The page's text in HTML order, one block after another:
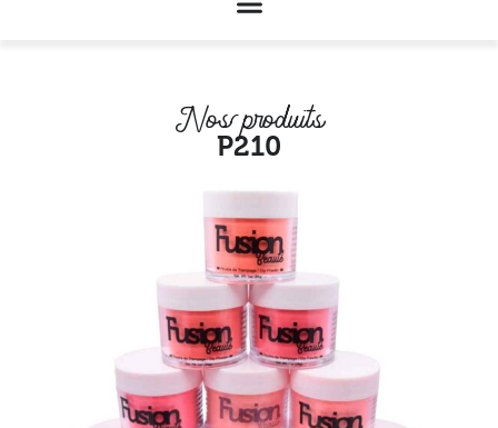
Nos produits
P210